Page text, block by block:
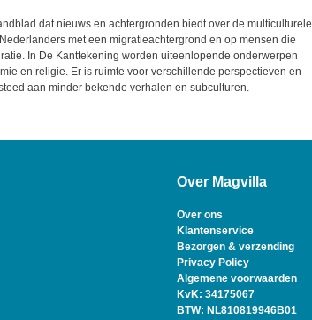
dat nieuws en achtergronden biedt over de multiculturele
met een migratieachtergrond en op mensen die
In De Kanttekening worden uiteenlopende onderwerpen
en religie. Er is ruimte voor verschillende perspectieven en
aan minder bekende verhalen en subculturen.
Over Magvilla
Over ons
Klantenservice
Bezorgen & verzending
Privacy Policy
Algemene voorwaarden
KvK: 34175067
BTW: NL810819946B01